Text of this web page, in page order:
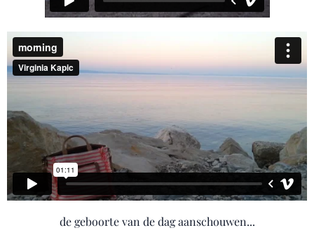
de geboorte van de dag aanschouwen...